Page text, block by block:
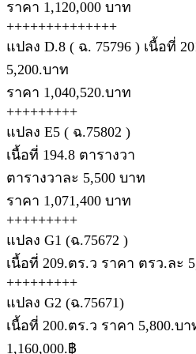
ราคา 1,120,000 บาท
++++++++++++++
แปลง D.8 ( ฉ. 75796 ) เนื้อที่
5,200.บาท
ราคา 1,040,520.บาท
+++++++++
แปลง E5 ( ฉ.75802 )
เนื้อที่ 194.8 ตารางวา
ตารางวาละ 5,500 บาท
ราคา 1,071,400 บาท
+++++++++
แปลง G1 (ฉ.75672 )
เนื้อที่ 209.ตร.ว ราคา ตรว.ละ
+++++++++
แปลง G2 (ฉ.75671)
เนื้อที่ 200.ตร.ว ราคา 5,800.บ
1,160,000.฿